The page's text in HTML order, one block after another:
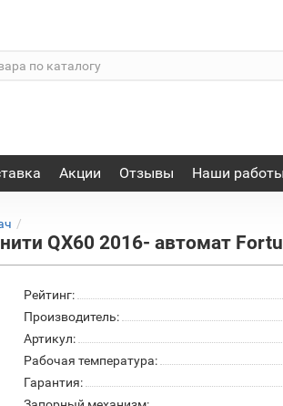
Акции Отзывы Наши работы
QX60 2016- автомат
Рейтинг:
Производитель:
Артикул:
Рабочая температура:
Гарантия: